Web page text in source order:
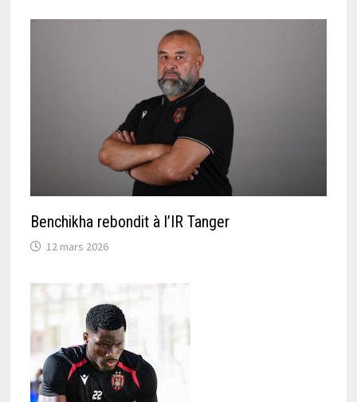
Benchikha rebondit à l’IR Tanger
12 mars 2026